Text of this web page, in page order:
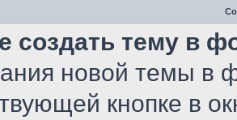
создать тему в
новой темы в
кнопке в